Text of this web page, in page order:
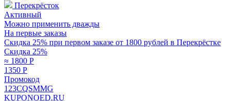
Перекрёсток
Активный
Можно применить дважды
На первые заказы
Скидка 25% при первом заказе от 1800 рублей в Перекрёстке
Скидка 25%
≈ 1800 Р
1350 Р
Промокод
123CQSMMG
KUPONOED.RU